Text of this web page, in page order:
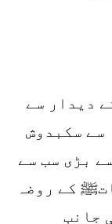
دیدار سے
سے سکبدوش
بڑی سب سے
کے روضہ
جانب